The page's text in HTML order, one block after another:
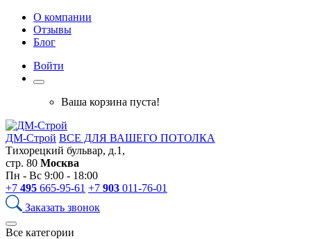
О компании
Отзывы
Блог
Войти
Ваша корзина пуста!
ДМ-Строй ВСЕ ДЛЯ ВАШЕГО ПОТОЛКА
Тихорецкий бульвар, д.1,
стр. 80 Москва
Пн - Вс 9:00 - 18:00
+7 495 665-95-61 +7 903 011-76-01
Заказать звонок
Все категории